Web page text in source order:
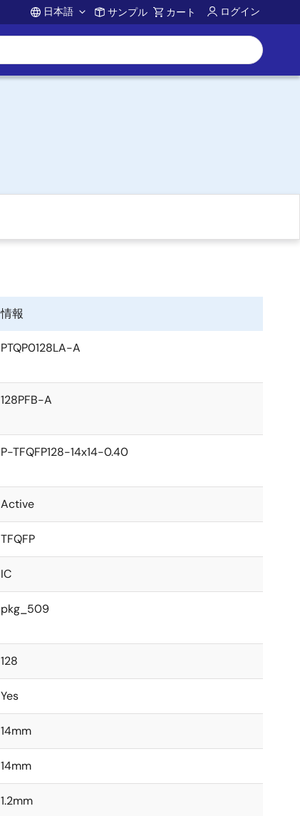
Account
日本語 サンプル カート ログイン
情報
PTQP0128LA-A
128PFB-A
P-TFQFP128-14x14-0.40
Active
TFQFP
IC
pkg_509
128
Yes
14mm
14mm
1.2mm